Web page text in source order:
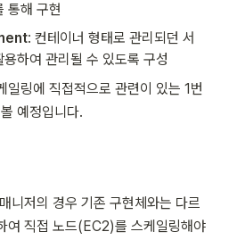
해 구현
: 컨테이너 형태로 관리되던 서
하여 관리될 수 있도록 구성
일링에 직접적으로 관련이 있는 1번
예정입니다.
니저의 경우 기존 구현체와는 다르
여 직접 노드(EC2)를 스케일링해야